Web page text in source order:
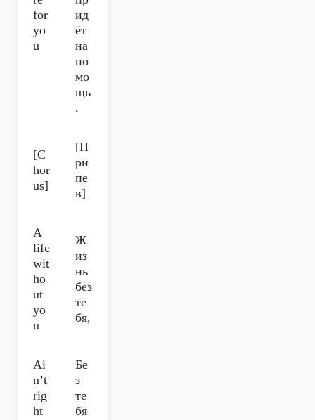
for
yo
u
ид
ёт
на
по
мо
щь
.
[C
hor
us]
[П
ри
пе
в]
A
life
wit
ho
ut
yo
u
Ж
из
нь
без
те
бя,
Ai
n’t
rig
ht
Бе
з
те
бя